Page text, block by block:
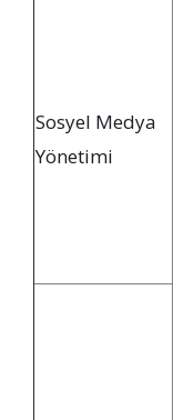
Sosyel Medya
Yönetimi